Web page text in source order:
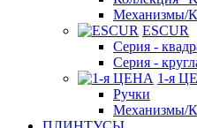
Механизмы/
ESCUR
Серия -
Серия -
1-я
Ручки
Механизмы/